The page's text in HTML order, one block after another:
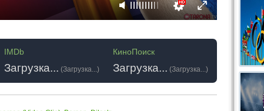
IMDb
Загрузка... (Загрузка... )
КиноПоиск
Загрузка... (Загрузка... )